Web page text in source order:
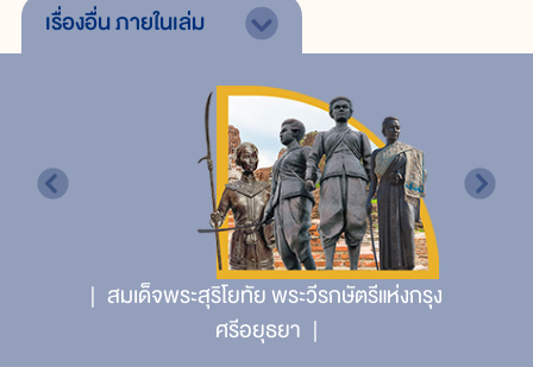
เรื่องอื่นภายในเล่ม
สมเด็จพระสุริโยทัย พระวีรกษัตรีแห่งกรุง
ศรีอยุธยา